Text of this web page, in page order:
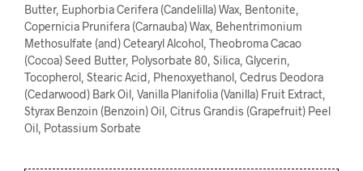
Butter, Euphorbia Cerifera (Candelilla) Wax, Bentonite,
Copernicia Prunifera (Carnauba) Wax, Behentrimonium
Methosulfate (and) Cetearyl Alcohol, Theobroma Cacao
(Cocoa) Seed Butter, Polysorbate 80, Silica, Glycerin,
Tocopherol, Stearic Acid, Phenoxyethanol, Cedrus Deodora
(Cedarwood) Bark Oil, Vanilla Planifolia (Vanilla) Fruit Extract,
Styrax Benzoin (Benzoin) Oil, Citrus Grandis (Grapefruit) Peel
Oil, Potassium Sorbate